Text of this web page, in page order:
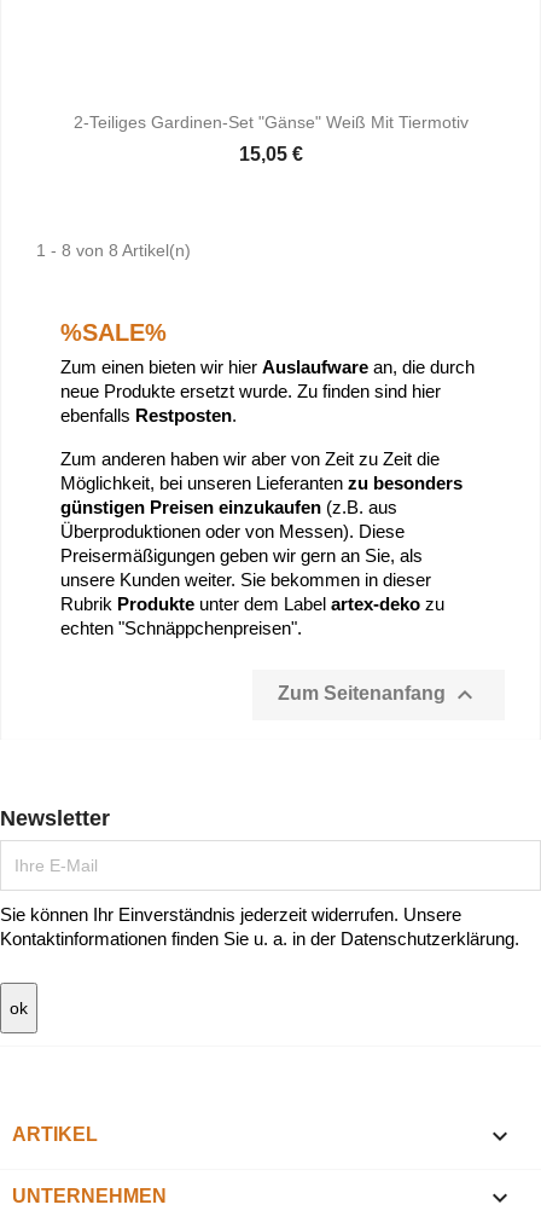
2-Teiliges Gardinen-Set "Gänse" Weiß Mit Tiermotiv
15,05 €
1 - 8 von 8 Artikel(n)
%SALE%
Zum einen bieten wir hier Auslaufware an, die durch
neue Produkte ersetzt wurde. Zu finden sind hier
ebenfalls Restposten.
Zum anderen haben wir aber von Zeit zu Zeit die
Möglichkeit, bei unseren Lieferanten zu besonders
günstigen Preisen einzukaufen (z.B. aus
Überproduktionen oder von Messen). Diese
Preisermäßigungen geben wir gern an Sie, als
unsere Kunden weiter. Sie bekommen in dieser
Rubrik Produkte unter dem Label artex-deko zu
echten "Schnäppchenpreisen".
Zum Seitenanfang 
Newsletter
Sie können Ihr Einverständnis jederzeit widerrufen. Unsere
Kontaktinformationen finden Sie u. a. in der Datenschutzerklärung.
ARTIKEL 
UNTERNEHMEN 